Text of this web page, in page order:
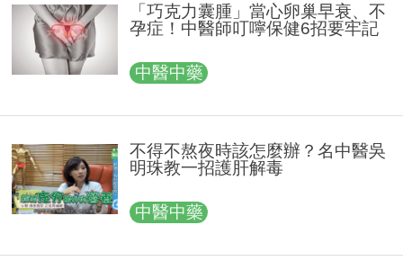
「巧克力囊腫」當心卵巢早衰、不
孕症！中醫師叮嚀保健6招要牢記
中醫中藥
不得不熬夜時該怎麼辦？名中醫吳
明珠教一招護肝解毒
中醫中藥